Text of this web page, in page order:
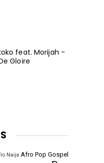
feat. Morijah -
Gloire
Naija Afro Pop Gospel